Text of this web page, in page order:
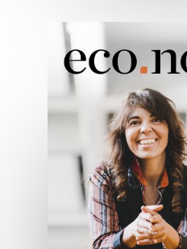
05/
Spezial:
Lifestyle
JETZT